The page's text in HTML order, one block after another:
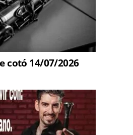
cotó 14/07/2026